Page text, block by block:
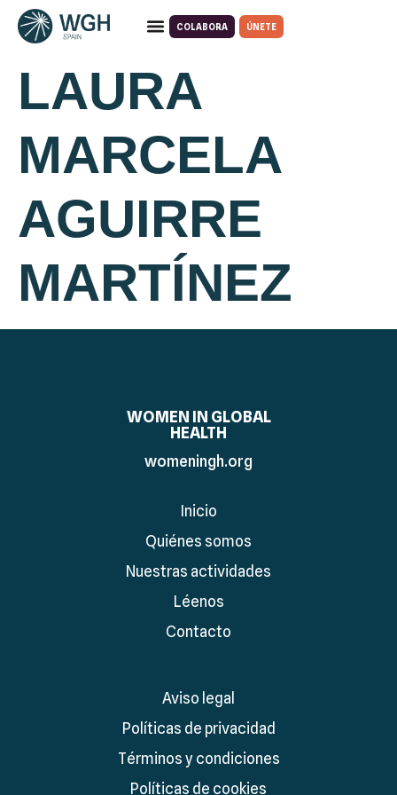
COLABORA ÚNETE
LAURA
MARCELA
AGUIRRE
MARTÍNEZ
WOMEN IN GLOBAL
HEALTH
womeningh.org
Inicio
Quiénes somos
Nuestras actividades
Léenos
Contacto
Aviso legal
Políticas de privacidad
Términos y condiciones
Políticas de cookies